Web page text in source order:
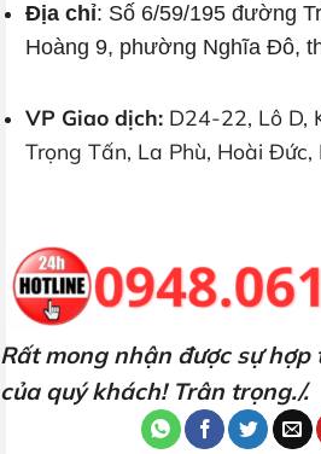
Địa chỉ: Số 6/59/195 đường
Hoàng 9, phường Nghĩa Đô,
VP Giao dịch: D24-22, Lô D,
Trọng Tấn, La Phù, Hoài Đức,
Rất mong nhận được sự
của quý khách! Trân trọng./.